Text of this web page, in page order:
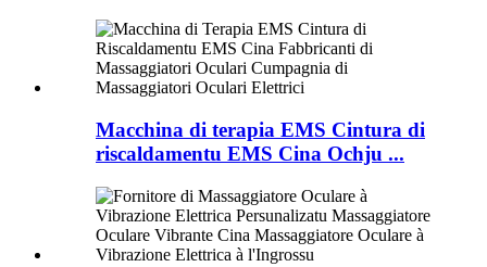
Macchina di terapia EMS Cintura di
riscaldamentu EMS Cina Ochju ...